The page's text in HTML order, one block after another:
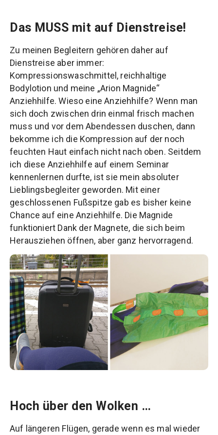
Das MUSS mit auf Dienstreise!
Zu meinen Begleitern gehören daher auf
Dienstreise aber immer:
Kompressionswaschmittel, reichhaltige
Bodylotion und meine „Arion Magnide“
Anziehhilfe. Wieso eine Anziehhilfe? Wenn man
sich doch zwischen drin einmal frisch machen
muss und vor dem Abendessen duschen, dann
bekomme ich die Kompression auf der noch
feuchten Haut einfach nicht nach oben. Seitdem
ich diese Anziehhilfe auf einem Seminar
kennenlernen durfte, ist sie mein absoluter
Lieblingsbegleiter geworden. Mit einer
geschlossenen Fußspitze gab es bisher keine
Chance auf eine Anziehhilfe. Die Magnide
funktioniert Dank der Magnete, die sich beim
Herausziehen öffnen, aber ganz hervorragend.
Hoch über den Wolken …
Auf längeren Flügen, gerade wenn es mal wieder